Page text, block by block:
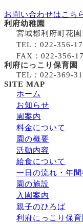
お問い合わせはこち
利府幼稚園
宮城郡利府町花
TEL：022-356-
FAX：022-356-
利府にっこり保育園
TEL：022-369-
SITE MAP
ホーム
お知らせ
園案内
料金について
園の概要
活動内容
給食について
一日の流れ・年
園の施設
入園案内
親子のひろば
利府にっこり保育